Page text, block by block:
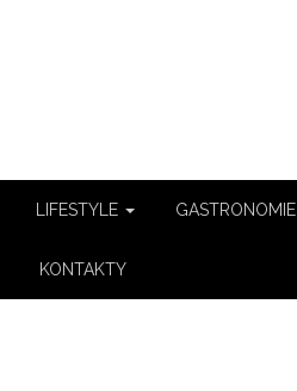
LIFESTYLE GASTRONOMIE
KONTAKTY